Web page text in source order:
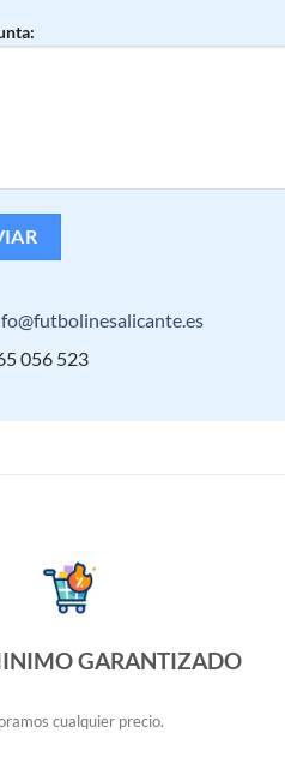
056 523
GARANTIZADO
cualquier precio.